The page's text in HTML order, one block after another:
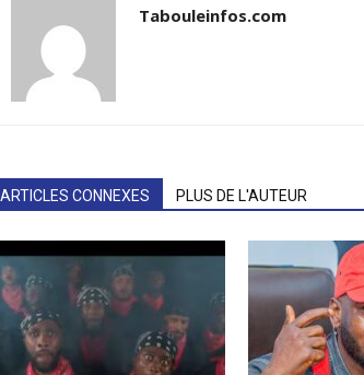
Tabouleinfos.com
ARTICLES CONNEXES PLUS DE L'AUTEUR